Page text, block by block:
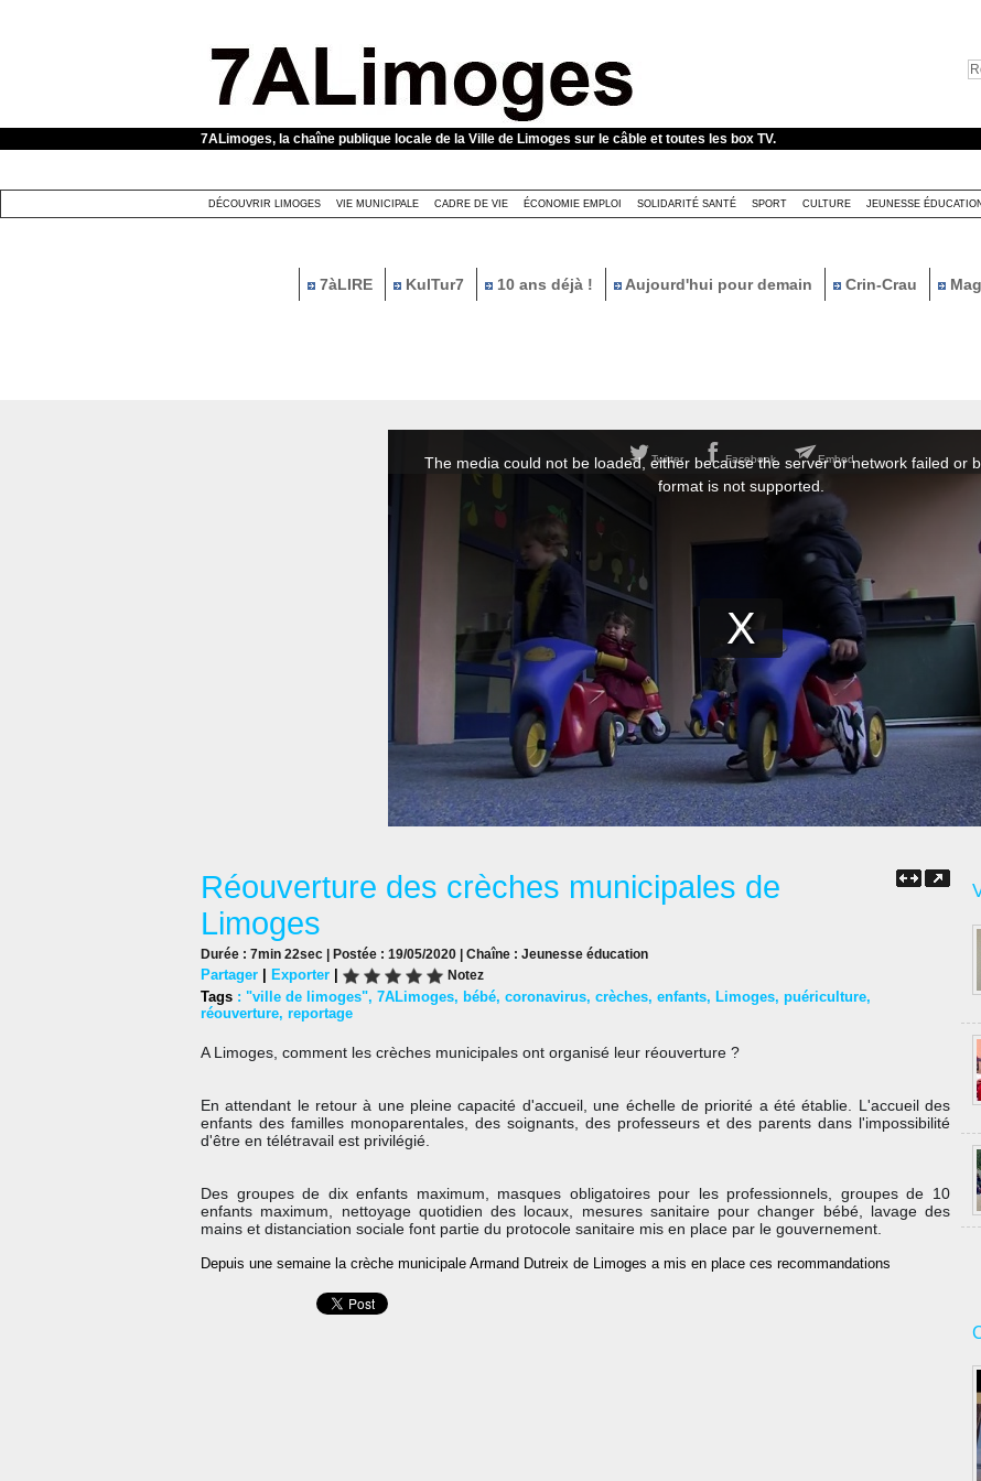
7ALimoges, la chaîne publique locale de la Ville de Limoges sur le câble et toutes les box TV.
DÉCOUVRIR LIMOGES VIE MUNICIPALE CADRE DE VIE ÉCONOMIE EMPLOI SOLIDARITÉ SANTÉ SPORT CULTURE JEUNESSE ÉDUCATION
7àLIRE KulTur7 10 ans déjà ! Aujourd'hui pour demain Crin-Crau
Réouverture des crèches municipales de
Limoges
Durée : 7min 22sec | Postée : 19/05/2020 | Chaîne : Jeunesse éducation
Partager | Exporter | Notez
Tags : "ville de limoges", 7ALimoges, bébé, coronavirus, crèches, enfants, Limoges, puériculture,
réouverture, reportage
A Limoges, comment les crèches municipales ont organisé leur réouverture ?
En attendant le retour à une pleine capacité d'accueil, une échelle de priorité a été établie. L'accueil des
enfants des familles monoparentales, des soignants, des professeurs et des parents dans l'impossibilité
d'être en télétravail est privilégié.
Des groupes de dix enfants maximum, masques obligatoires pour les professionnels, groupes de 10
enfants maximum, nettoyage quotidien des locaux, mesures sanitaire pour changer bébé, lavage des
mains et distanciation sociale font partie du protocole sanitaire mis en place par le gouvernement.
Depuis une semaine la crèche municipale Armand Dutreix de Limoges a mis en place ces recommandations